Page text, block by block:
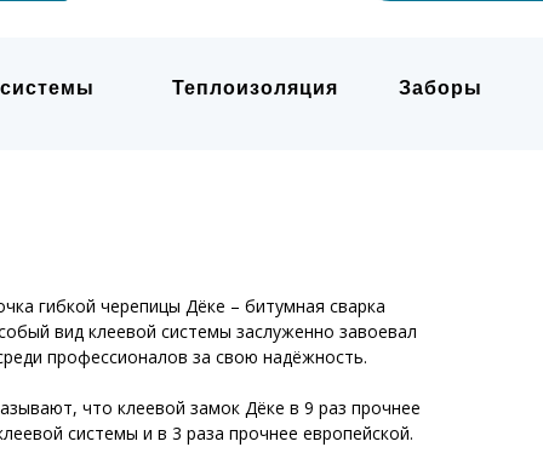
Теплоизоляция Заборы
гибкой черепицы Дёке – битумная сварка
вид клеевой системы заслуженно завоевал
профессионалов за свою надёжность.
что клеевой замок Дёке в 9 раз прочнее
системы и в 3 раза прочнее европейской.